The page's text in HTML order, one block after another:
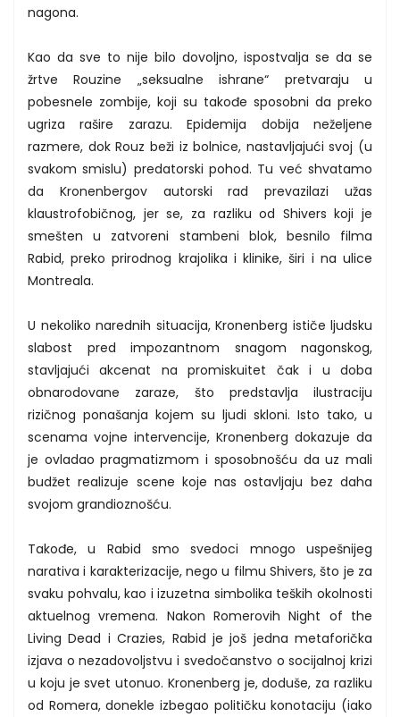
nagona.
Kao da sve to nije bilo dovoljno, ispostvalja se da se
žrtve Rouzine „seksualne ishrane“ pretvaraju u
pobesnele zombije, koji su takođe sposobni da preko
ugriza rašire zarazu. Epidemija dobija neželjene
razmere, dok Rouz beži iz bolnice, nastavljajući svoj (u
svakom smislu) predatorski pohod. Tu već shvatamo
da Kronenbergov autorski rad prevazilazi užas
klaustrofobičnog, jer se, za razliku od Shivers koji je
smešten u zatvoreni stambeni blok, besnilo filma
Rabid, preko prirodnog krajolika i klinike, širi i na ulice
Montreala.
U nekoliko narednih situacija, Kronenberg ističe ljudsku
slabost pred impozantnom snagom nagonskog,
stavljajući akcenat na promiskuitet čak i u doba
obnarodovane zaraze, što predstavlja ilustraciju
rizičnog ponašanja kojem su ljudi skloni. Isto tako, u
scenama vojne intervencije, Kronenberg dokazuje da
je ovladao pragmatizmom i sposobnošću da uz mali
budžet realizuje scene koje nas ostavljaju bez daha
svojom grandioznošću.
Takođe, u Rabid smo svedoci mnogo uspešnijeg
narativa i karakterizacije, nego u filmu Shivers, što je za
svaku pohvalu, kao i izuzetna simbolika teških okolnosti
aktuelnog vremena. Nakon Romerovih Night of the
Living Dead i Crazies, Rabid je još jedna metaforička
izjava o nezadovoljstvu i svedočanstvo o socijalnoj krizi
u koju je svet utonuo. Kronenberg je, doduše, za razliku
od Romera, donekle izbegao političku konotaciju (iako